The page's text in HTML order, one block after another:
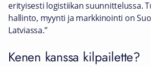
erityisesti logistiikan suunnittelussa.
hallinto, myynti ja markkinointi on
Latviassa.”
Kenen kanssa kilpailette?